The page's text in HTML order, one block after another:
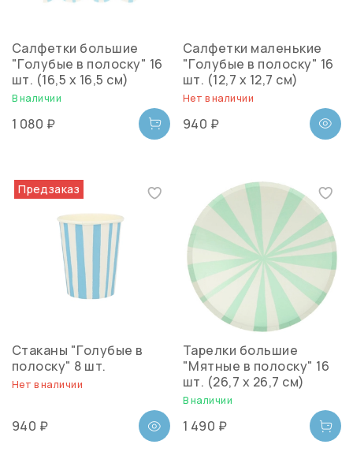
Салфетки большие
"Голубые в полоску" 16
шт. (16,5 х 16,5 см)
В наличии
1 080 ₽
Салфетки маленькие
"Голубые в полоску" 16
шт. (12,7 х 12,7 см)
Нет в наличии
940 ₽
Предзаказ
Стаканы "Голубые в
полоску" 8 шт.
Нет в наличии
940 ₽
Тарелки большие
"Мятные в полоску" 16
шт. (26,7 х 26,7 см)
В наличии
1 490 ₽